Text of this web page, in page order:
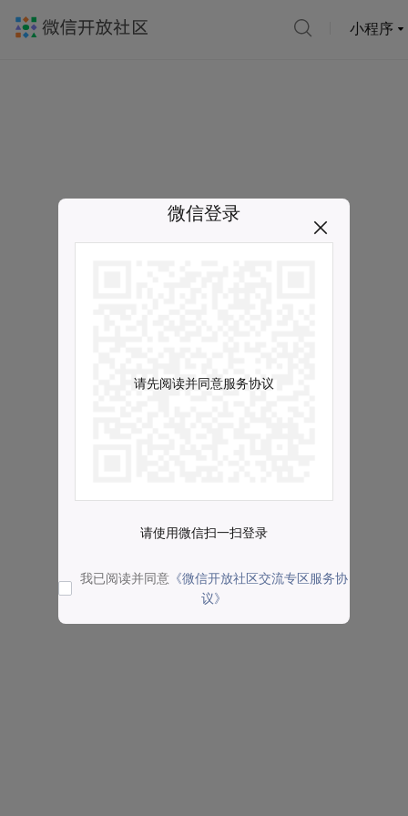
小程序
微信登录
请先阅读并同意服务协议
请使用微信扫一扫登录
我已阅读并同意 《微信开放社区交流专区服务协
议》